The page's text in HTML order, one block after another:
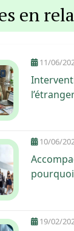
en
11/06/
10/06/
19/02/